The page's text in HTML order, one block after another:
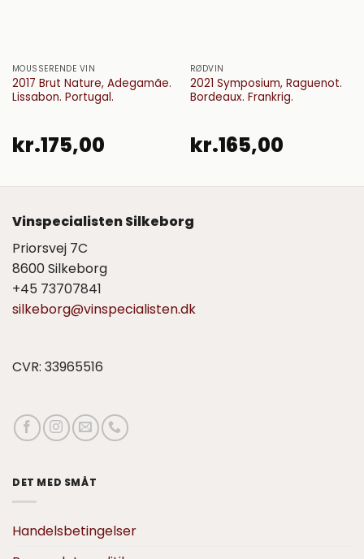
MOUSSERENDE VIN
2017 Brut Nature, Adegamãe.
Lissabon. Portugal.
kr.175,00
RØDVIN
2021 Symposium, Raguenot.
Bordeaux. Frankrig.
kr.165,00
Vinspecialisten Silkeborg
Priorsvej 7C
8600 Silkeborg
+45 73707841
silkeborg@vinspecialisten.dk
CVR: 33965516
DET MED SMÅT
Handelsbetingelser